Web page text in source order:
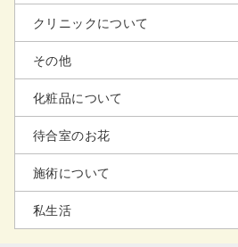
クリニックについて
その他
化粧品について
待合室のお花
施術について
私生活